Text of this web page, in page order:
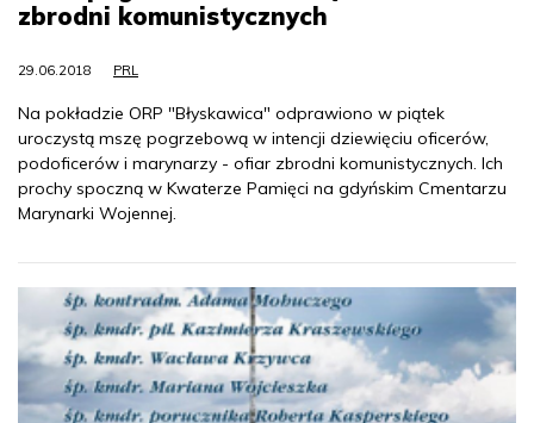
zbrodni komunistycznych
29.06.2018 PRL
Na pokładzie ORP "Błyskawica" odprawiono w piątek
uroczystą mszę pogrzebową w intencji dziewięciu oficerów,
podoficerów i marynarzy - ofiar zbrodni komunistycznych. Ich
prochy spoczną w Kwaterze Pamięci na gdyńskim Cmentarzu
Marynarki Wojennej.